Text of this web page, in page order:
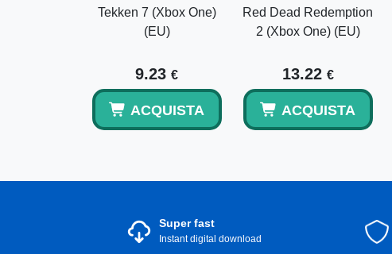
Tekken 7 (Xbox One)
(EU)
9.23 €
ACQUISTA
Red Dead Redemption
2 (Xbox One) (EU)
13.22 €
ACQUISTA
Super fast
Instant digital download